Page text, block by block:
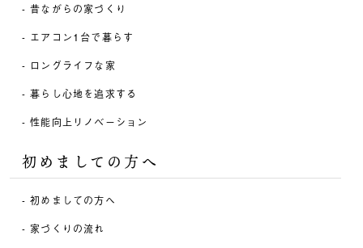
昔ながらの家づくり
エアコン1台で暮らす
ロングライフな家
暮らし心地を追求する
性能向上リノベーション
初めましての方へ
初めましての方へ
家づくりの流れ